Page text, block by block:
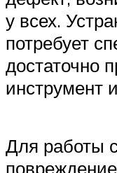
у всех.
потребует
достаточно
инструмент
Для работы